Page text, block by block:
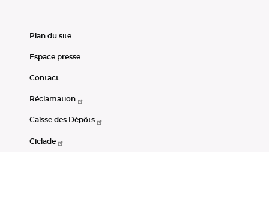
Plan du site
Espace presse
Contact
Réclamation
Caisse des Dépôts
Ciclade